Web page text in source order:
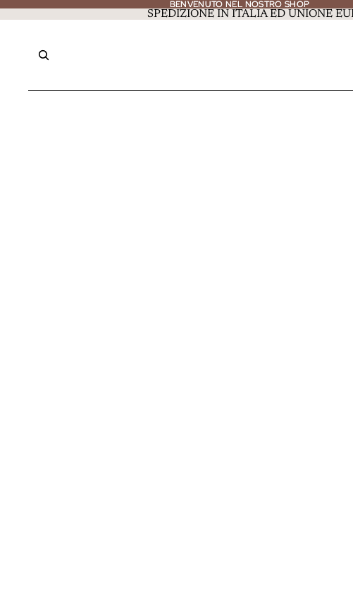
BENVENUTO NEL NOSTRO SHOP
BENVENUTO NEL NOSTRO SHOP
SPEDIZIONE IN ITALIA ED UNIONE